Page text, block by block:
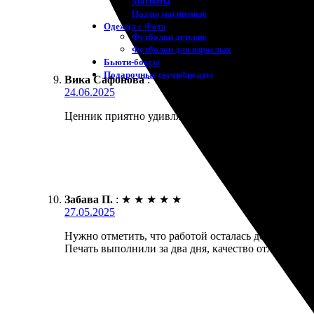
Пазлы магнитные
Одежда с Фото
Футболки детские
Футболки для взрослых
Бьюти-боксы
Подарочные сертификаты
Вика Сафонова : ★ ★ ★ ★ ★
24.06.2025
Ценник приятно удивляет. Заказала картину на
Забава П. : ★ ★ ★ ★ ★
27.05.2025
Нужно отметить, что работой осталась довольна.
Печать выполнили за два дня, качество